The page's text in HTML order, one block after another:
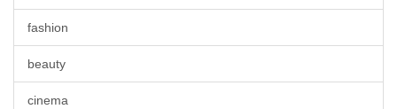
fashion
beauty
cinema